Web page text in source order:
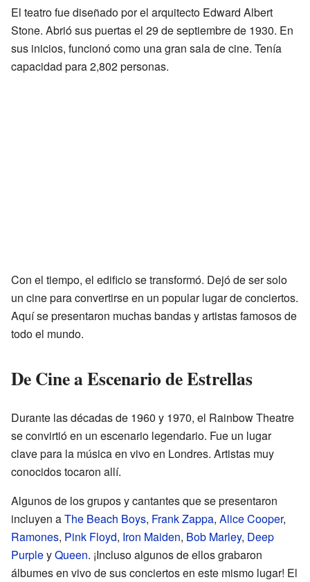
El teatro fue diseñado por el arquitecto Edward Albert
Stone. Abrió sus puertas el 29 de septiembre de 1930. En
sus inicios, funcionó como una gran sala de cine. Tenía
capacidad para 2,802 personas.
Con el tiempo, el edificio se transformó. Dejó de ser solo
un cine para convertirse en un popular lugar de conciertos.
Aquí se presentaron muchas bandas y artistas famosos de
todo el mundo.
De Cine a Escenario de Estrellas
Durante las décadas de 1960 y 1970, el Rainbow Theatre
se convirtió en un escenario legendario. Fue un lugar
clave para la música en vivo en Londres. Artistas muy
conocidos tocaron allí.
Algunos de los grupos y cantantes que se presentaron
incluyen aThe Beach Boys, Frank Zappa, Alice Cooper,
Ramones, Pink Floyd, Iron Maiden, Bob Marley, Deep
PurpleyQueen. ¡Incluso algunos de ellos grabaron
álbumes en vivo de sus conciertos en este mismo lugar! El